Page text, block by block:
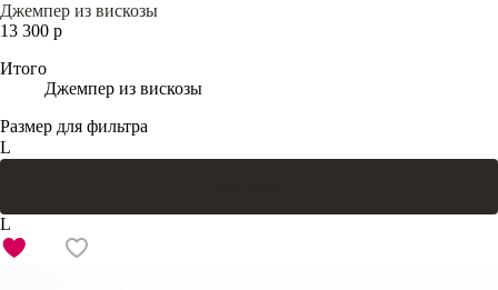
Джемпер из вискозы
13 300 р
Итого
Джемпер из вискозы
Размер для фильтра
L
L